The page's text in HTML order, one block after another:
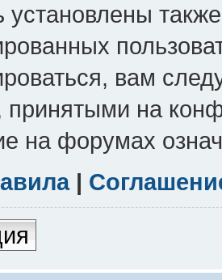
установлены
вам
принятыми на
на форумах
|